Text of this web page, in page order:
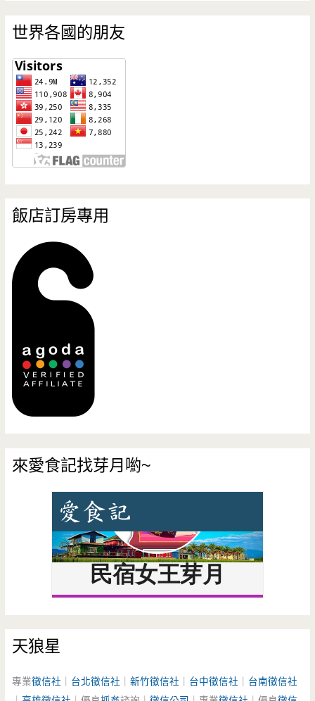
世界各國的朋友
飯店訂房專用
來愛食記找芽月喲~
天狼星
專業徵信社 台北徵信社 ｜新竹徵信社 台中徵信社
台南徵信社